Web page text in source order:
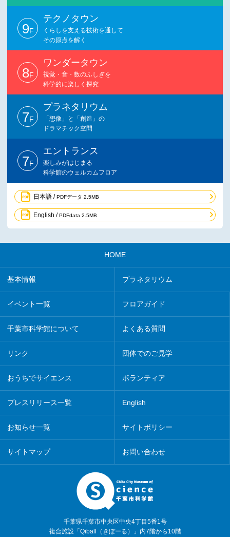
9F
テクノタウン
くらしを支える技術を通して
その原点を解く
8F
ワンダータウン
視覚・音・数のふしぎを
科学的に楽しく探究
7F
プラネタリウム
「想像」と「創造」の
ドラマチック空間
7F
エントランス
楽しみがはじまる
科学館のウェルカムフロア
日本語 /PDFデータ 2.5MB
English /PDFdata 2.5MB
HOME
基本情報 プラネタリウム
イベント一覧 フロアガイド
千葉市科学館について よくある質問
リンク 団体でのご見学
おうちでサイエンス ボランティア
プレスリリース一覧 English
お知らせ一覧 サイトポリシー
サイトマップ お問い合わせ
千葉県千葉市中央区中央4丁目5番1号
複合施設「Qiball（きぼーる）」内7階から10階